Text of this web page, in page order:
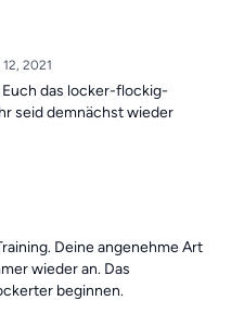
2021
Euch das locker-flockig-
seid demnächst wieder
Deine angenehme Art
wieder an. Das
beginnen.